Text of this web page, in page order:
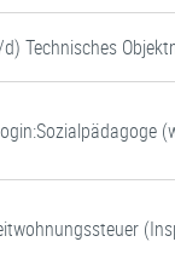
Technisches